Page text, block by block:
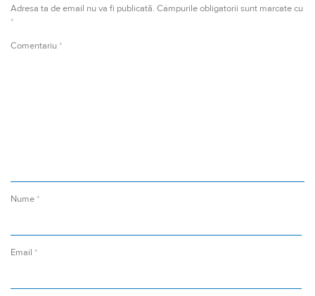
Adresa ta de email nu va fi publicată. Câmpurile obligatorii sunt marcate cu
*
Comentariu *
Nume *
Email *